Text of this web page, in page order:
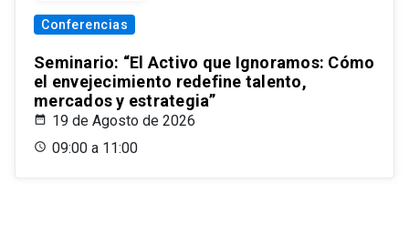
Conferencias
Seminario: “El Activo que Ignoramos: Cómo
el envejecimiento redefine talento,
mercados y estrategia”
19 de Agosto de 2026
09:00 a 11:00